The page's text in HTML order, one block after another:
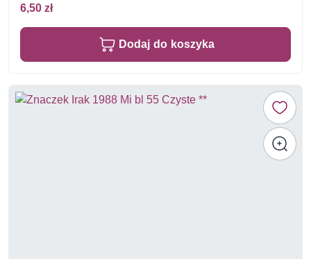
6,50 zł
Dodaj do koszyka